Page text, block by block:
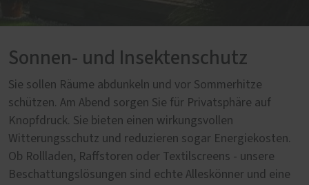
Sonnen- und Insektenschutz
Sie sollen Räume abdunkeln und vor Sommerhitze
schützen. Am Abend sorgen Sie für Privatsphäre auf
Knopfdruck. Sie bieten einen wirkungsvollen
Witterungsschutz und reduzieren sogar Energiekosten.
Ob Rollladen, Raffstoren oder Textilscreens - unsere
Beschattungslösungen sind echte Alleskönner und eine